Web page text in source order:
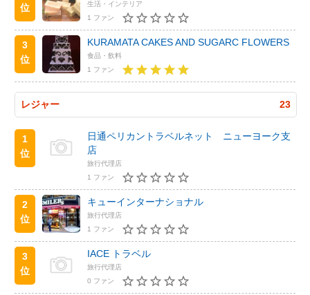
位
生活・インテリア
1 ファン
3
位
KURAMATA CAKES AND SUGARC FLOWERS
食品・飲料
1 ファン
レジャー 23
1
位
日通ペリカントラベルネット ニューヨーク支
店
旅行代理店
1 ファン
2
位
キューインターナショナル
旅行代理店
1 ファン
3
位
IACE トラベル
旅行代理店
0 ファン